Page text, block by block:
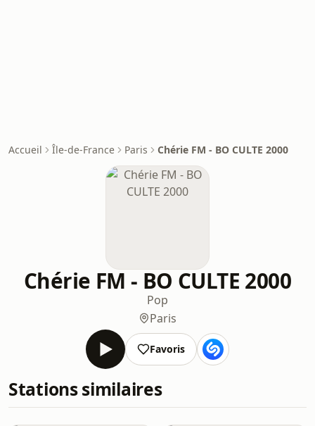
Accueil Île-de-France Paris Chérie FM - BO CULTE 2000
Chérie FM - BO CULTE 2000
Pop
Paris
Favoris
Stations similaires